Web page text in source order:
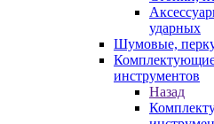
ударных
Шумовые,
инструментов
Назад